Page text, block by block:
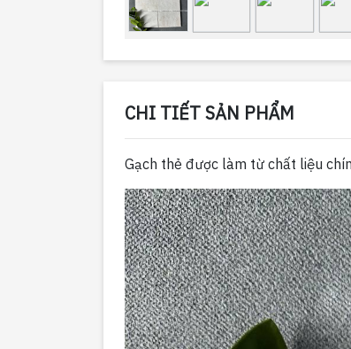
CHI TIẾT SẢN PHẨM
Gạch thẻ được làm từ chất liệu